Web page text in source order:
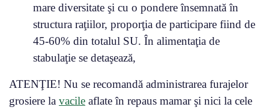
mare diversitate şi cu o pondere însemnată în
structura raţiilor, proporţia de participare fiind de
45-60% din totalul SU. În alimentaţia de
stabulaţie se detaşează,
ATENŢIE! Nu se recomandă administrarea furajelor
grosiere la vacile aflate în repaus mamar şi nici la cele